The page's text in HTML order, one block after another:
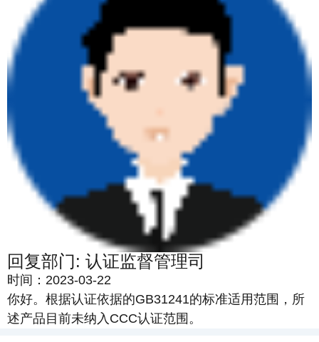
回复部门: 认证监督管理司
时间：2023-03-22
你好。根据认证依据的GB31241的标准适用范围，所
述产品目前未纳入CCC认证范围。